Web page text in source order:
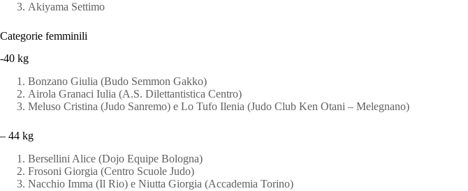
Akiyama Settimo
Categorie femminili
-40 kg
Bonzano Giulia (Budo Semmon Gakko)
Airola Granaci Iulia (A.S. Dilettantistica Centro)
Meluso Cristina (Judo Sanremo) e Lo Tufo Ilenia (Judo Club Ken Otani – Melegnano)
– 44 kg
Bersellini Alice (Dojo Equipe Bologna)
Frosoni Giorgia (Centro Scuole Judo)
Nacchio Imma (Il Rio) e Niutta Giorgia (Accademia Torino)